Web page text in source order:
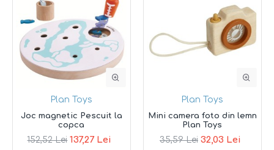
Plan Toys
Joc magnetic Pescuit la
copca
152,52 Lei 137,27 Lei
Plan Toys
Mini camera foto din lemn
Plan Toys
35,59 Lei 32,03 Lei